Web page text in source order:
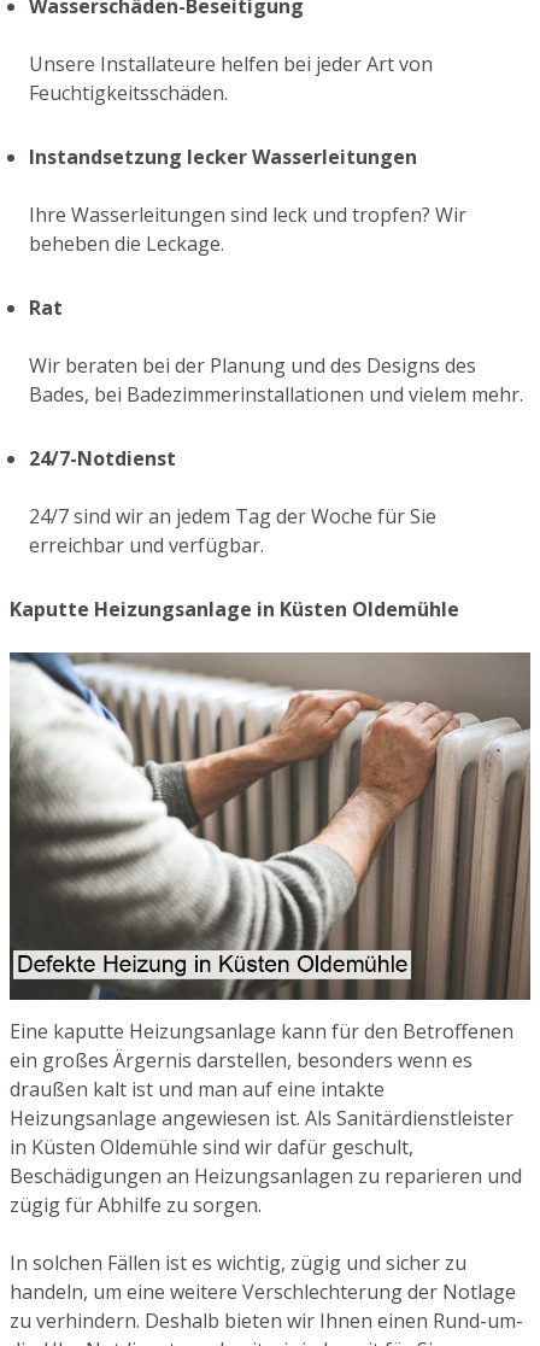
Wasserschäden-Beseitigung
Unsere Installateure helfen bei jeder Art von
Feuchtigkeitsschäden.
Instandsetzung lecker Wasserleitungen
Ihre Wasserleitungen sind leck und tropfen? Wir
beheben die Leckage.
Rat
Wir beraten bei der Planung und des Designs des
Bades, bei Badezimmerinstallationen und vielem mehr.
24/7-Notdienst
24/7 sind wir an jedem Tag der Woche für Sie
erreichbar und verfügbar.
Kaputte Heizungsanlage in Küsten Oldemühle
Eine kaputte Heizungsanlage kann für den Betroffenen
ein großes Ärgernis darstellen, besonders wenn es
draußen kalt ist und man auf eine intakte
Heizungsanlage angewiesen ist. Als Sanitärdienstleister
in Küsten Oldemühle sind wir dafür geschult,
Beschädigungen an Heizungsanlagen zu reparieren und
zügig für Abhilfe zu sorgen.
In solchen Fällen ist es wichtig, zügig und sicher zu
handeln, um eine weitere Verschlechterung der Notlage
zu verhindern. Deshalb bieten wir Ihnen einen Rund-um-